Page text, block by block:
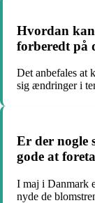
Hvordan
forberedt på
Det anbefales at
sig ændringer i
Er der nogle
gode at
I maj i Danmark
nyde de